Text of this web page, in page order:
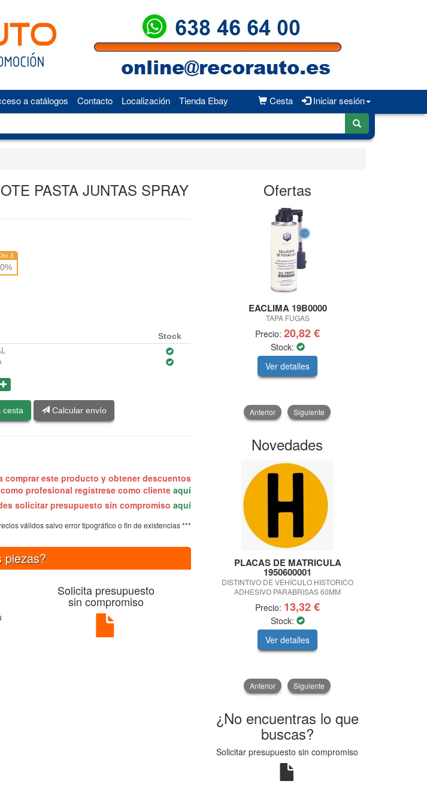
Cesta Iniciar sesión
a catálogos Contacto Localización Tienda Ebay
PASTA JUNTAS SPRAY
0%
Stock
cesta Calcular envío
comprar este producto y obtener descuentos
como profesional regístrese como cliente aquí
solicitar presupuesto sin compromiso aquí
válidos salvo error tipográfico o fin de existencias ***
piezas?
Solicita presupuesto
sin compromiso
Ofertas
EACLIMA 19B0000
TAPA FUGAS
Precio: 20,82 €
Stock:
Ver detalles
Anterior Siguiente
Novedades
PLACAS DE MATRICULA
1950600001
DISTINTIVO DE VEHÍCULO HISTORICO
ADHESIVO PARABRISAS 60MM
Precio: 13,32 €
Stock:
Ver detalles
Anterior Siguiente
¿No encuentras lo que
buscas?
Solicitar presupuesto sin compromiso